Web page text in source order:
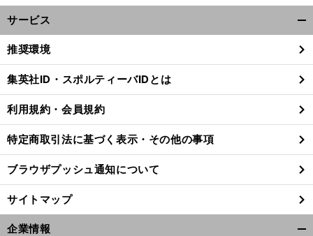
サービス
閉
る
推奨環境
集英社ID・スポルティーバIDとは
利用規約・会員規約
特定商取引法に基づく表示・その他の事項
ブラウザプッシュ通知について
サイトマップ
企業情報